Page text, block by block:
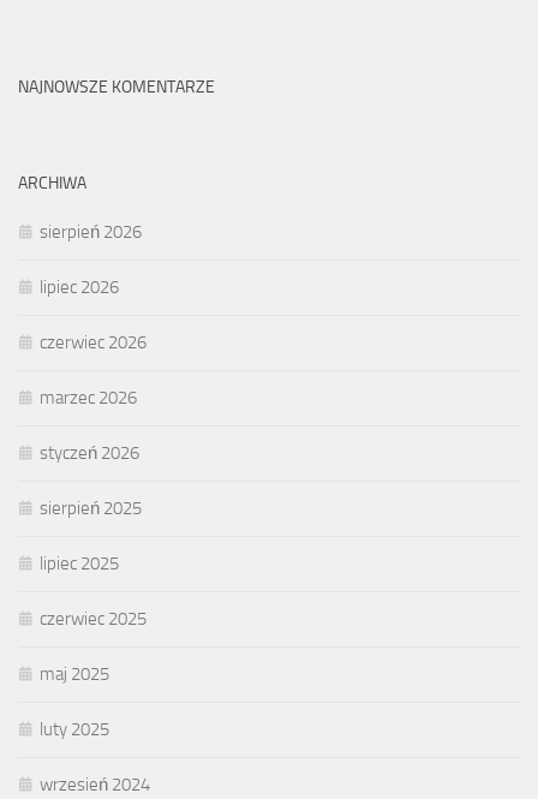
NAJNOWSZE KOMENTARZE
ARCHIWA
sierpień 2026
lipiec 2026
czerwiec 2026
marzec 2026
styczeń 2026
sierpień 2025
lipiec 2025
czerwiec 2025
maj 2025
luty 2025
wrzesień 2024